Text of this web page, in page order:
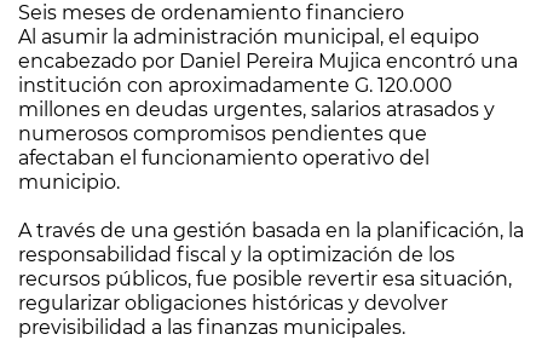
Seis meses de ordenamiento financiero
Al asumir la administración municipal, el equipo
encabezado por Daniel Pereira Mujica encontró una
institución con aproximadamente G. 120.000
millones en deudas urgentes, salarios atrasados y
numerosos compromisos pendientes que
afectaban el funcionamiento operativo del
municipio.
A través de una gestión basada en la planificación, la
responsabilidad fiscal y la optimización de los
recursos públicos, fue posible revertir esa situación,
regularizar obligaciones históricas y devolver
previsibilidad a las finanzas municipales.